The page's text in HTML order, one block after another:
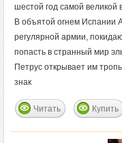
шестой год самой великой
В объятой огнем Испании
регулярной армии,
попасть в странный мир
Петрус открывает им
знак
Читать Купить